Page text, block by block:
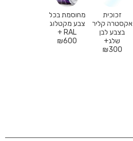
זכוכית
אקסטרה קליר
בצבע לבן
שלג+
₪300
מחוסמת בכל
צבע מקטלוג
RAL +
₪600